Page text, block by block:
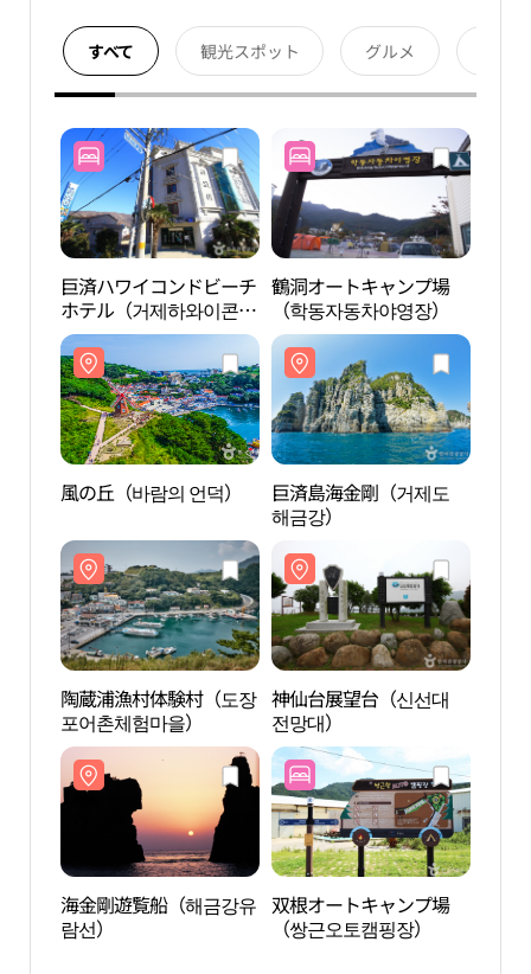
すべて 観光スポット グルメ
巨済ハワイコンドビーチ
ホテル（거제하와이콘도
비치호텔）
鶴洞オートキャンプ場
（학동자동차야영장）
風の丘（바람의 언덕）
巨済島海金剛（거제도
해금강）
陶蔵浦漁村体験村（도장
포어촌체험마을）
神仙台展望台（신선대
전망대）
海金剛遊覧船（해금강유
람선）
双根オートキャンプ場
（쌍근오토캠핑장）